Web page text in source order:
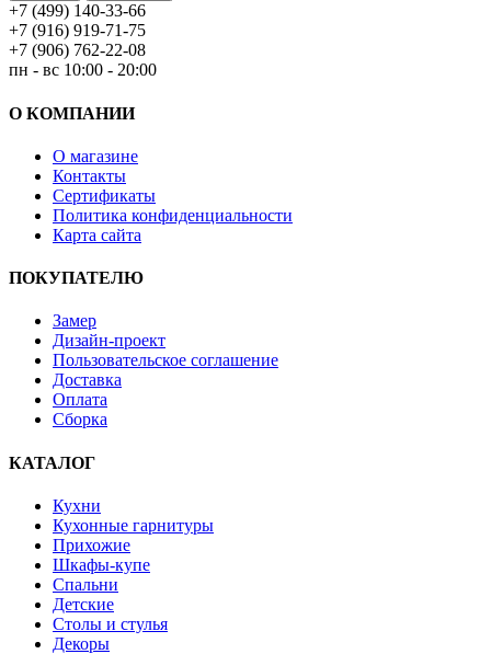
+7 (499) 140-33-66
+7 (916) 919-71-75
+7 (906) 762-22-08
пн - вс 10:00 - 20:00
О КОМПАНИИ
О магазине
Контакты
Сертификаты
Политика конфиденциальности
Карта сайта
ПОКУПАТЕЛЮ
Замер
Дизайн-проект
Пользовательское соглашение
Доставка
Оплата
Сборка
КАТАЛОГ
Кухни
Кухонные гарнитуры
Прихожие
Шкафы-купе
Спальни
Детские
Столы и стулья
Декоры